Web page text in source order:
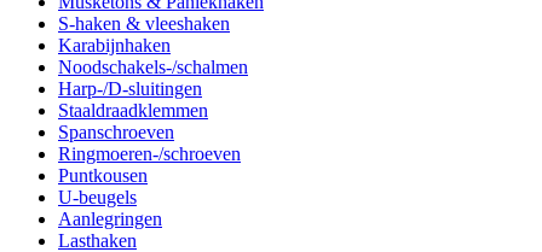
S-haken & vleeshaken
Karabijnhaken
Noodschakels-/schalmen
Harp-/D-sluitingen
Staaldraadklemmen
Spanschroeven
Ringmoeren-/schroeven
Puntkousen
U-beugels
Aanlegringen
Lasthaken